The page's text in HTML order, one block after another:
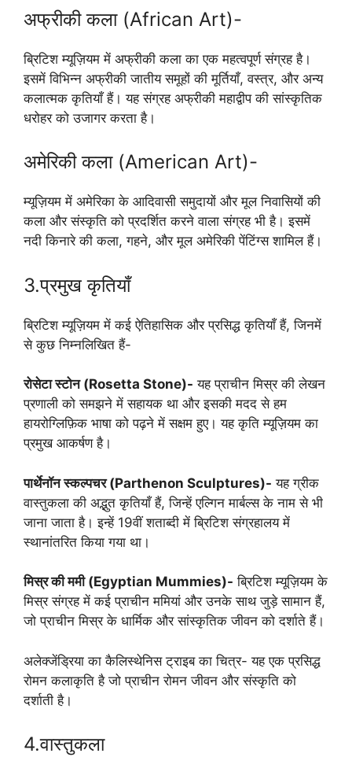
अफ्रीकी कला (African Art)-
ब्रिटिश म्यूज़ियम में अफ्रीकी कला का एक महत्वपूर्ण संग्रह है।
इसमें विभिन्न अफ्रीकी जातीय समूहों की मूर्तियाँ, वस्त्र, और अन्य
कलात्मक कृतियाँ हैं। यह संग्रह अफ्रीकी महाद्वीप की सांस्कृतिक
धरोहर को उजागर करता है।
अमेरिकी कला (American Art)-
म्यूज़ियम में अमेरिका के आदिवासी समुदायों और मूल निवासियों की
कला और संस्कृति को प्रदर्शित करने वाला संग्रह भी है। इसमें
नदी किनारे की कला, गहने, और मूल अमेरिकी पेंटिंग्स शामिल हैं।
3.प्रमुख कृतियाँ
ब्रिटिश म्यूज़ियम में कई ऐतिहासिक और प्रसिद्ध कृतियाँ हैं, जिनमें
से कुछ निम्नलिखित हैं-
रोसेटा स्टोन (Rosetta Stone)- यह प्राचीन मिस्र की लेखन
प्रणाली को समझने में सहायक था और इसकी मदद से हम
हायरोग्लिफ़िक भाषा को पढ़ने में सक्षम हुए। यह कृति म्यूज़ियम का
प्रमुख आकर्षण है।
पार्थेनॉन स्कल्पचर (Parthenon Sculptures)- यह ग्रीक
वास्तुकला की अद्भुत कृतियाँ हैं, जिन्हें एल्गिन मार्बल्स के नाम से भी
जाना जाता है। इन्हें 19वीं शताब्दी में ब्रिटिश संग्रहालय में
स्थानांतरित किया गया था।
मिस्र की ममी (Egyptian Mummies)- ब्रिटिश म्यूज़ियम के
मिस्र संग्रह में कई प्राचीन ममियां और उनके साथ जुड़े सामान हैं,
जो प्राचीन मिस्र के धार्मिक और सांस्कृतिक जीवन को दर्शाते हैं।
अलेक्जेंड्रिया का कैलिस्थेनिस ट्राइब का चित्र- यह एक प्रसिद्ध
रोमन कलाकृति है जो प्राचीन रोमन जीवन और संस्कृति को
दर्शाती है।
4.वास्तुकला